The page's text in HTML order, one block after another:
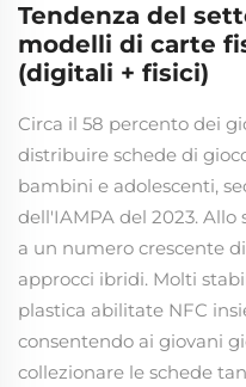
Tendenza del
modelli di carte
(digitali + fisici)
Circa il 58 percento dei
distribuire schede di
bambini e adolescenti,
dell'IAMPA del 2023.
a un numero crescente
approcci ibridi. Molti
plastica abilitate NFC
consentendo ai giovani
collezionare le schede